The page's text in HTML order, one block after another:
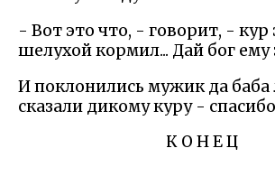
- Вот это что, - говорит, - кур
шелухой кормил... Дай бог ему
И поклонились мужик да баба
сказали дикому куру -
К О Н Е Ц